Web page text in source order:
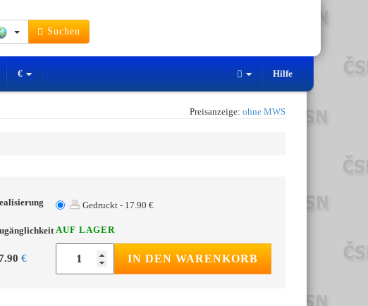
Suchen
€ Hilfe
Preisanzeige: ohne MWS
Gedruckt - 17.90 €
AUF LAGER
€ IN DEN WARENKORB